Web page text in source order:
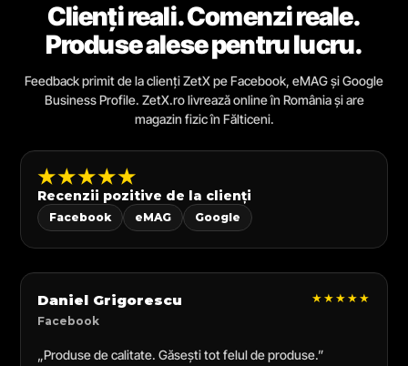
Clienți reali. Comenzi reale.
Produse alese pentru lucru.
Feedback primit de la clienți ZetX pe Facebook, eMAG și Google
Business Profile. ZetX.ro livrează online în România și are
magazin fizic în Fălticeni.
★★★★★
Recenzii pozitive de la clienți
Facebook eMAG Google
Daniel Grigorescu
Facebook
★★★★★
„Produse de calitate. Găsești tot felul de produse.”